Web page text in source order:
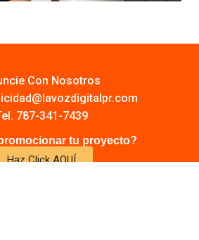
Con Nosotros
787-341-7439
tu proyecto?
Haz Click AQUÍ